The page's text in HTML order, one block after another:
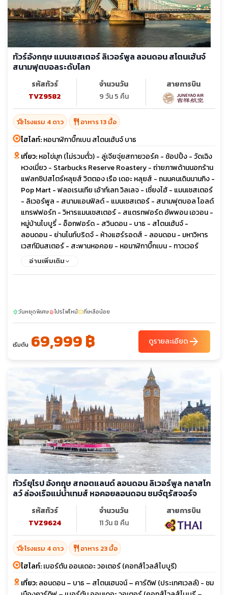
ทัวร์อังกฤษ แมนเชสเตอร์ ลิเวอร์พูล ลอนดอน สโตนเฮ้นจ์
สนามฟุตบอลระดับโลก
รหัสทัวร์
TVZ9582
จำนวนวัน
9 วัน 5 คืน
สายการบิน
hotel_classโรงแรม 4 ดาว restaurant อาหาร 13 มื้อ
ไฮไลท์:หอนาฬิกาบิ๊กเบน สโตนเฮ้นจ์ บาธ
เที่ยว:หอไข่มุก (ไม่รวมตั๋ว) - ลู่เจียจุ่ยสกายวอร์ค - ช้อปปิ้ง - วัดเฉิง
หวงเมี่ยว - Starbucks Reserve Roastery - ถ่ายภาพด้านนอกร้าน
แฟลกชิปสโตร์หลุยส์ วิตตอง เรือ เดอะ หลุยส์ - ถนนคนเดินนานกิง -
Pop Mart - ฟลอเรนเทีย เอ้าท์เลท วิลเลจ - เซี่ยงไฮ้ - แมนเชสเตอร์
- ลิเวอร์พูล - สนามแอนฟิลด์ - แมนเชสเตอร์ - สนามฟุตบอล โอลด์
แทรฟฟอร์ท - วิหารแมนเชสเตอร์ - สแตรทฟอร์ด อัพพอน เอวอน -
หมู่บ้านไบบูรี่ - อ็อกฟอร์ด - สวินดอน - บาธ - สโตนเฮ้นจ์ -
ลอนดอน - ย่านไนท์บริดจ์ - ห้างแฮร์รอดส์ - ลอนดอน - มหาวิหาร
เวสท์มินสเตอร์ - สะพานหอคอย - หอนาฬิกาบิ๊กเบน - ทาวเวอร์
บริดจ์ - ช้อปปิ้ง ถนน Oxford - ลอนดอน - Bicester Village
อ่านเพิ่มเติม
sunnyวันหยุดพิเศษlocal_fire_departmentโปรไฟไหม้confirmation_numberที่เหลือน้อย
เริ่มต้น 69,999 ฿ ดูรายละเอียดarrow_forward
ทัวร์ยุโรป อังกฤษ สกอตแลนด์ ลอนดอน ลิเวอร์พูล กลาสโก
ลว์ ล่องเรือแม่น้ำเทมส์ หอคอยลอนดอน ชมจัตุรัสจอร์จ
รหัสทัวร์
TVZ9624
จำนวนวัน
11 วัน 8 คืน
สายการบิน
hotel_classโรงแรม 4 ดาว restaurant อาหาร 23 มื้อ
ไฮไลท์:เบอร์ตัน ออนเดอะ วอเตอร์ (คอทส์โวลส์ไบบูรี)
เที่ยว:ลอนดอน – บาธ – สโตนเฮนจน์ – คาร์ดิฟ (ประเทศเวลล์) - ชม